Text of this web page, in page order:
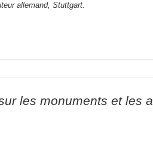
allemand, Stuttgart.
les monuments et les